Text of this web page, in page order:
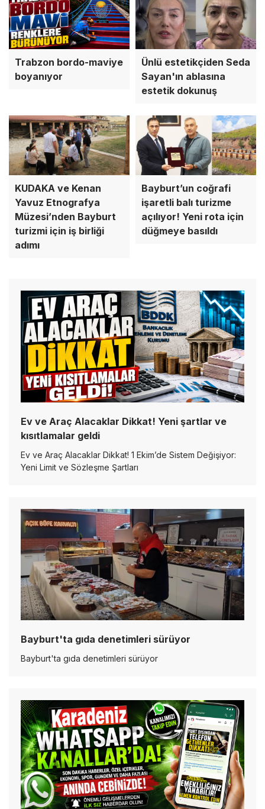
Trabzon bordo-maviye
boyanıyor
Ünlü estetikçiden Seda
Sayan'ın ablasına
estetik dokunuş
KUDAKA ve Kenan
Yavuz Etnografya
Müzesi’nden Bayburt
turizmi için iş birliği
adımı
Bayburt’un coğrafi
işaretli balı turizme
açılıyor! Yeni rota için
düğmeye basıldı
Ev ve Araç Alacaklar Dikkat! Yeni şartlar ve
kısıtlamalar geldi
Ev ve Araç Alacaklar Dikkat! 1 Ekim’de Sistem Değişiyor:
Yeni Limit ve Sözleşme Şartları
Bayburt'ta gıda denetimleri sürüyor
Bayburt'ta gıda denetimleri sürüyor